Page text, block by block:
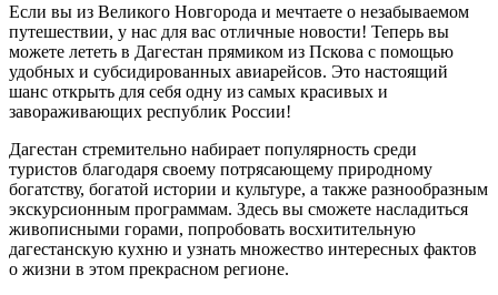
Если вы из Великого Новгорода и мечтаете о незабываемом
путешествии, у нас для вас отличные новости! Теперь вы
можете лететь в Дагестан прямиком из Пскова с помощью
удобных и субсидированных авиарейсов. Это настоящий
шанс открыть для себя одну из самых красивых и
завораживающих республик России!
Дагестан стремительно набирает популярность среди
туристов благодаря своему потрясающему природному
богатству, богатой истории и культуре, а также разнообразным
экскурсионным программам. Здесь вы сможете насладиться
живописными горами, попробовать восхитительную
дагестанскую кухню и узнать множество интересных фактов
о жизни в этом прекрасном регионе.